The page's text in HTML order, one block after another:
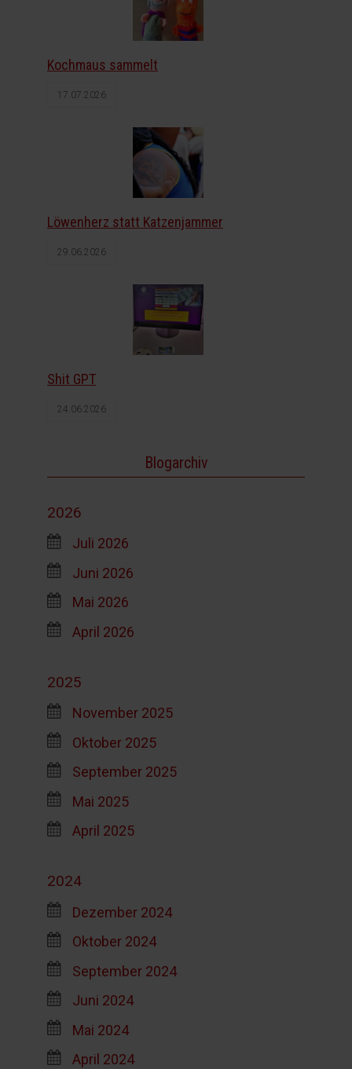
Kochmaus sammelt
17.07.2026
Löwenherz statt Katzenjammer
29.06.2026
Shit GPT
24.06.2026
Blogarchiv
2026
Juli 2026
Juni 2026
Mai 2026
April 2026
2025
November 2025
Oktober 2025
September 2025
Mai 2025
April 2025
2024
Dezember 2024
Oktober 2024
September 2024
Juni 2024
Mai 2024
April 2024